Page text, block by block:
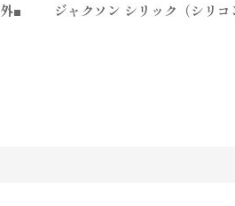
■ ジャクソン シリック（シリ